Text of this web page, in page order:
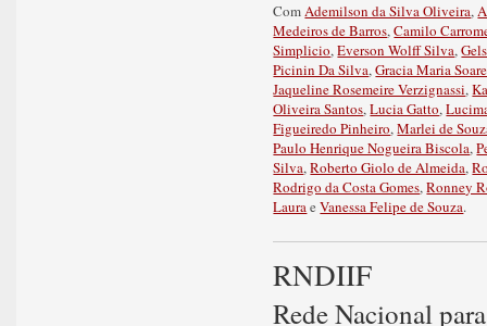
ComAdemilson da Silva Oliveira,
Medeiros de Barros,Camilo
Simplicio,Everson Wolff Silva,
Picinin Da Silva,Gracia Maria
Jaqueline Rosemeire Verzignassi,
Oliveira Santos,Lucia Gatto,
Figueiredo Pinheiro,Marlei de
Paulo Henrique Nogueira Biscola,
Silva,Roberto Giolo de Almeida,
Rodrigo da Costa Gomes,Ronney
LauraeVanessa Felipe de Souza.
RNDIIF
Rede Nacional